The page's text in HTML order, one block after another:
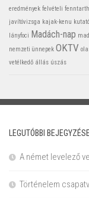
eredmények felvételi
javítóvizsga kajak-kenu
lányfoci Madách-nap
nemzeti ünnepek OKTV
vetélkedő állás úszás
LEGUTÓBBI
A német levelező
Történelem